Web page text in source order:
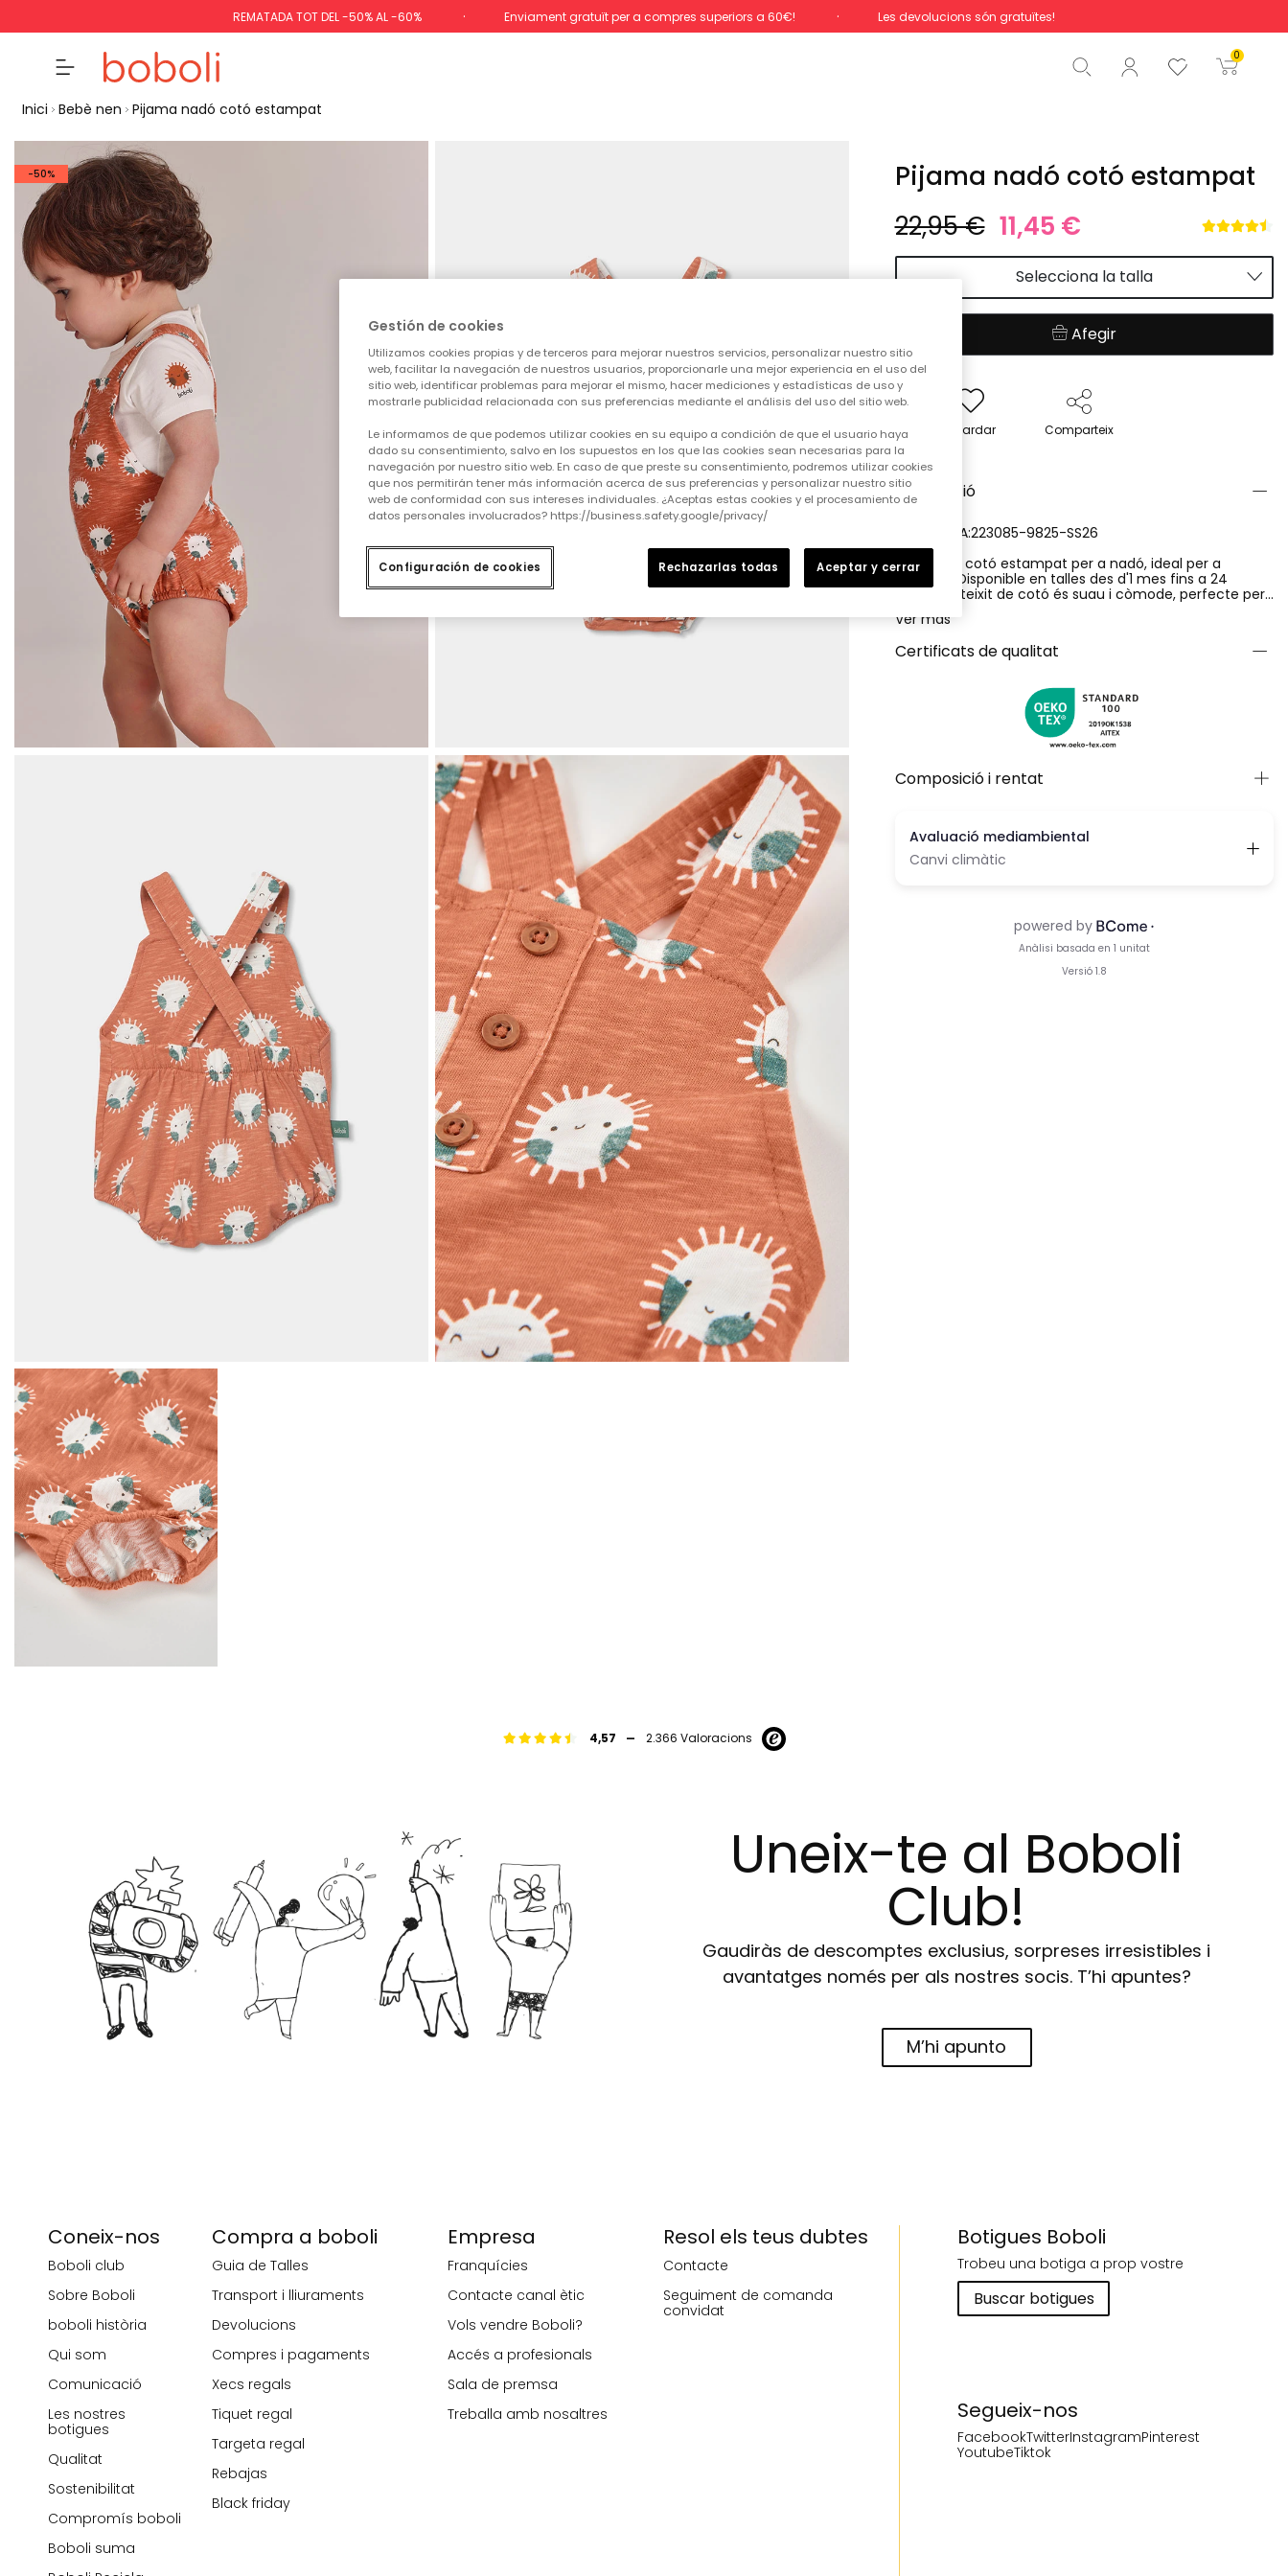
REMATADA TOT DEL -50% AL -60% Enviament gratuït per a compres superiors a 60€! Les devolucions són gratuïtes!
0
Total 0,00 €
Començar la comanda
Inici Bebè nen Pijama nadó cotó estampat
-50%
Pijama nadó cotó estampat
22,95 € 11,45 €
Selecciona la talla
Afegir
Guardar Comparteix
Descripció
REFERÈNCIA:223085-9825-SS26
Pijama de cotó estampat per a nadó, ideal per a
nounats. Disponible en talles des d'1 mes fins a 24
mesos. El teixit de cotó és suau i còmode, perfecte per
sols somrients que aporta un toc divertit. El seu color
terracota afegeix calidesa i estil. És de tirants i amb
botons frontals que faciliten el canvi de bolquer. És una
mantenir el teu nadó feliç i còmode.
Ver más
Certificats de qualitat
Composició i rentat
4,57 - 2.366 Valoracions
Uneix-te al Boboli
Club!
Gaudiràs de descomptes exclusius, sorpreses irresistibles i
avantatges només per als nostres socis. T’hi apuntes?
M’hi apunto
Segueix-nos
FacebookTwitterInstagramPinterest
YoutubeTiktok
Coneix-nos
Boboli club
Sobre Boboli
boboli història
Qui som
Comunicació
Les nostres
botigues
Qualitat
Sostenibilitat
Compromís boboli
Boboli suma
Compra a boboli
Guia de Talles
Transport i lliuraments
Devolucions
Compres i pagaments
Xecs regals
Tiquet regal
Targeta regal
Rebajas
Black friday
Empresa
Franquícies
Contacte canal ètic
Vols vendre Boboli?
Accés a profesionals
Sala de premsa
Treballa amb nosaltres
Resol els teus dubtes
Contacte
Seguiment de comanda
convidat
Botigues Boboli
Trobeu una botiga a prop vostre
Buscar botigues
Gestión de cookies
Utilizamos cookies propias y de terceros para mejorar nuestros servicios, personalizar nuestro sitio
web, facilitar la navegación de nuestros usuarios, proporcionarle una mejor experiencia en el uso del
sitio web, identificar problemas para mejorar el mismo, hacer mediciones y estadísticas de uso y
mostrarle publicidad relacionada con sus preferencias mediante el análisis del uso del sitio web.
Le informamos de que podemos utilizar cookies en su equipo a condición de que el usuario haya
dado su consentimiento, salvo en los supuestos en los que las cookies sean necesarias para la
navegación por nuestro sitio web. En caso de que preste su consentimiento, podremos utilizar cookies
que nos permitirán tener más información acerca de sus preferencias y personalizar nuestro sitio
web de conformidad con sus intereses individuales. ¿Aceptas estas cookies y el procesamiento de
datos personales involucrados? https://business.safety.google/privacy/
Configuración de cookies Rechazarlas todas Aceptar y cerrar